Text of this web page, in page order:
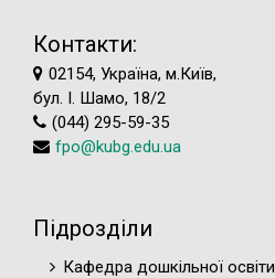
Контакти:
02154, Україна, м.Київ,
бул. І. Шамо, 18/2
(044) 295-59-35
fpo@kubg.edu.ua
Підрозділи
Кафедра дошкільної освіти